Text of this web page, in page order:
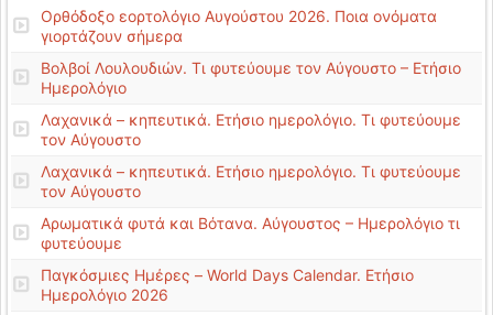
Ορθόδοξο εορτολόγιο Αυγούστου 2026. Ποια ονόματα
γιορτάζουν σήμερα
Βολβοί Λουλουδιών. Τι φυτεύουμε τον Αύγουστο – Ετήσιο
Ημερολόγιο
Λαχανικά – κηπευτικά. Ετήσιο ημερολόγιο. Τι φυτεύουμε
τον Αύγουστο
Λαχανικά – κηπευτικά. Ετήσιο ημερολόγιο. Τι φυτεύουμε
τον Αύγουστο
Αρωματικά φυτά και Βότανα. Αύγουστος – Ημερολόγιο τι
φυτεύουμε
Παγκόσμιες Ημέρες – World Days Calendar. Ετήσιο
Ημερολόγιο 2026